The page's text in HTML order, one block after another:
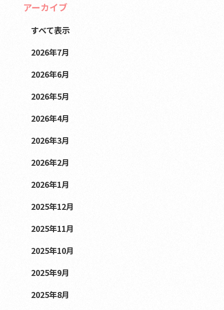
アーカイブ
すべて表示
2026年7月
2026年6月
2026年5月
2026年4月
2026年3月
2026年2月
2026年1月
2025年12月
2025年11月
2025年10月
2025年9月
2025年8月